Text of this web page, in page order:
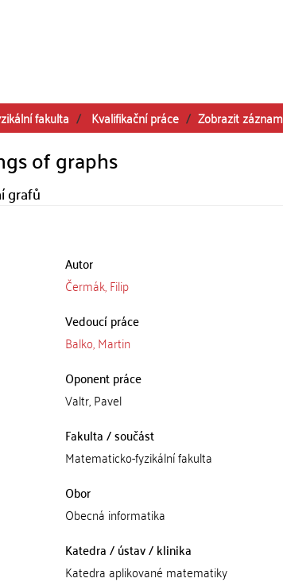
fakulta Kvalifikační práce Zobrazit záznam
of graphs
grafů
Autor
Čermák, Filip
Vedoucí práce
Balko, Martin
Oponent práce
Valtr, Pavel
Fakulta / součást
Matematicko-fyzikální fakulta
Obor
Obecná informatika
Katedra / ústav / klinika
Katedra aplikované matematiky